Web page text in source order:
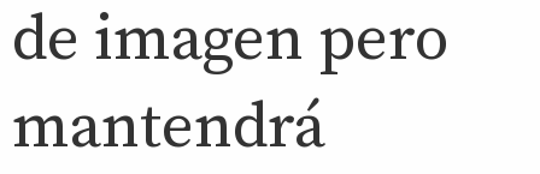
de imagen pero
mantendrá